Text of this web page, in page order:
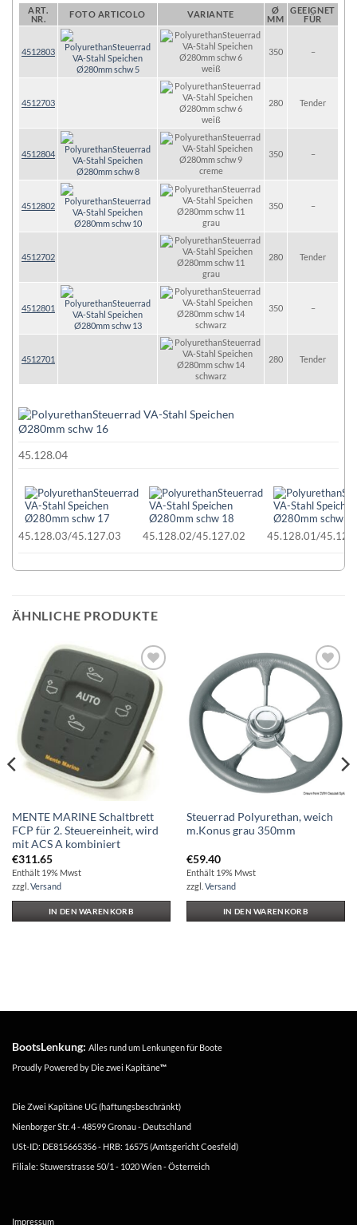
ART.
NR.
FOTO ARTICOLO VARIANTE
Ø
MM
GEEIGNET
FÜR
4512803
weiß
350 –
4512703
weiß
280 Tender
4512804
creme
350 –
4512802
grau
350 –
4512702
grau
280 Tender
4512801
schwarz
350 –
4512701
schwarz
280 Tender
45.128.04
45.128.03/45.127.03 45.128.02/45.127.02 45.128.01/
ÄHNLICHE PRODUKTE
Auf die
Wunschliste
MENTE MARINE Schaltbrett
FCP für 2. Steuereinheit, wird
mit ACS A kombiniert
€311.65
Enthält 19% Mwst
zzgl. Versand
IN DEN WARENKORB
Auf die
Wunschliste
Steuerrad Polyurethan, weich
m.Konus grau 350mm
€59.40
Enthält 19% Mwst
zzgl. Versand
IN DEN WARENKORB
BootsLenkung: Alles rund um Lenkungen für Boote
Proudly Powered by Die zwei Kapitäne™
Die Zwei Kapitäne UG (haftungsbeschränkt)
Nienborger Str. 4 - 48599 Gronau - Deutschland
USt-ID: DE815665356 - HRB: 16575 (Amtsgericht Coesfeld)
Filiale: Stuwerstrasse 50/1 - 1020 Wien - Österreich
Impressum